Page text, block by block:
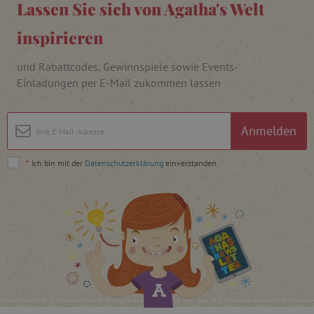
Lassen Sie sich von Agatha's Welt
inspirieren
und Rabattcodes, Gewinnspiele sowie Events-
Einladungen per E-Mail zukommen lassen
Anmelden
* Ich bin mit der Datenschutzerklärung einverstanden.
_pinterest_ct_ua
Pinterest Inc.
cjConsent .agathaswelt.de
FPAU
.agathaswelt.de